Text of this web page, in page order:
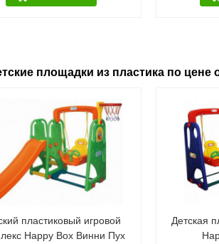
площадки из пластика по цене
пластиковый игровой
Happy Box Винни Пух
Детская